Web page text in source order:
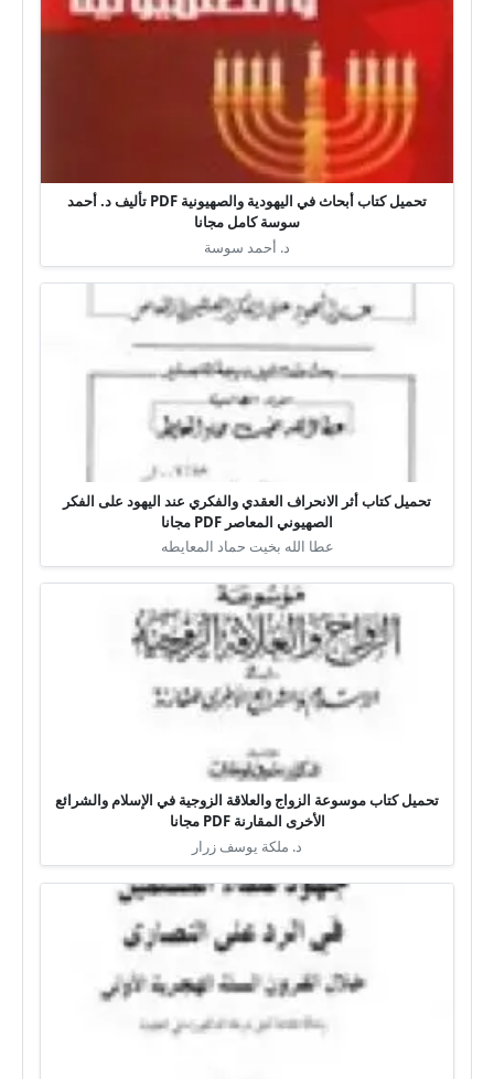
تحميل كتاب أبحاث في اليهودية والصهيونية PDF تأليف د. أحمد
سوسة كامل مجانا
د. أحمد سوسة
تحميل كتاب أثر الانحراف العقدي والفكري عند اليهود على الفكر
الصهيوني المعاصر PDF مجانا
عطا الله بخيت حماد المعايطه
تحميل كتاب موسوعة الزواج والعلاقة الزوجية في الإسلام والشرائع
الأخرى المقارنة PDF مجانا
د. ملكة يوسف زرار